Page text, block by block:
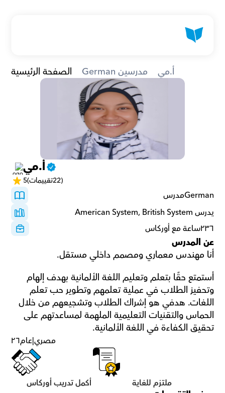
الصفحة الرئيسية German مدرسين أ.مي
أ.مي
5 (22تقييمات)
Germanمدرس
يدرس American System, British System
٢٣٦ساعة مع أوركاس
عن المدرس
أنا مهندس معماري ومصمم داخلي مستقل.
تحقيق الكفاءة في اللغة الألمانية.
٢٦عام|مصري
ملتزم للغاية أكمل تدريب أوركاس